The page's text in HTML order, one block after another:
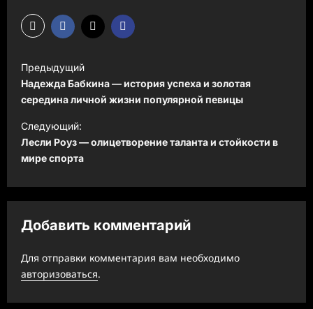
Н
а
в
и
г
а
ц
я
з
а
Предыдущий
Надежда Бабкина — история успеха и золотая
середина личной жизни популярной певицы
Следующий:
Лесли Роуз — олицетворение таланта и стойкости в
мире спорта
Добавить комментарий
Для отправки комментария вам необходимо
авторизоваться.